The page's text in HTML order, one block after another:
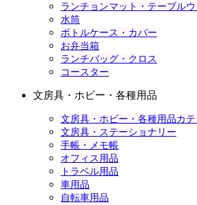
ランチョンマット・テーブルウ
水筒
ボトルケース・カバー
お弁当箱
ランチバッグ・クロス
コースター
文房具・ホビー・各種用品
文房具・ホビー・各種用品カ
文房具・ステーショナリー
手帳・メモ帳
オフィス用品
トラベル用品
車用品
自転車用品